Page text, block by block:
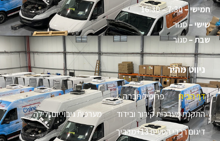
חמישי –7:30 – 16:30
שישי –סגור
שבת –סגור
ניווט מהיר
דף הבית
פרופיל חברה
התקנת מערכות קירור ובידוד
מערכות גיבוי יום ולילה
דיגום רכבי הסעים 13+מדריך